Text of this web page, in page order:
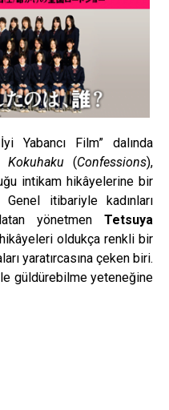
Yabancı Film” dalında
Kokuhaku(Confessions),
intikam hikâyelerine bir
itibariyle kadınları
yönetmen Tetsuya
hikâyeleri oldukça renkli bir
yaratırcasına çeken biri.
güldürebilme yeteneğine